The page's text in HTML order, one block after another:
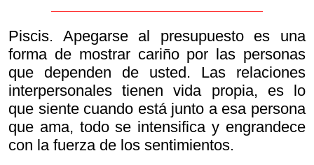
Piscis. Apegarse al presupuesto es una
forma de mostrar cariño por las personas
que dependen de usted. Las relaciones
interpersonales tienen vida propia, es lo
que siente cuando está junto a esa persona
que ama, todo se intensifica y engrandece
con la fuerza de los sentimientos.